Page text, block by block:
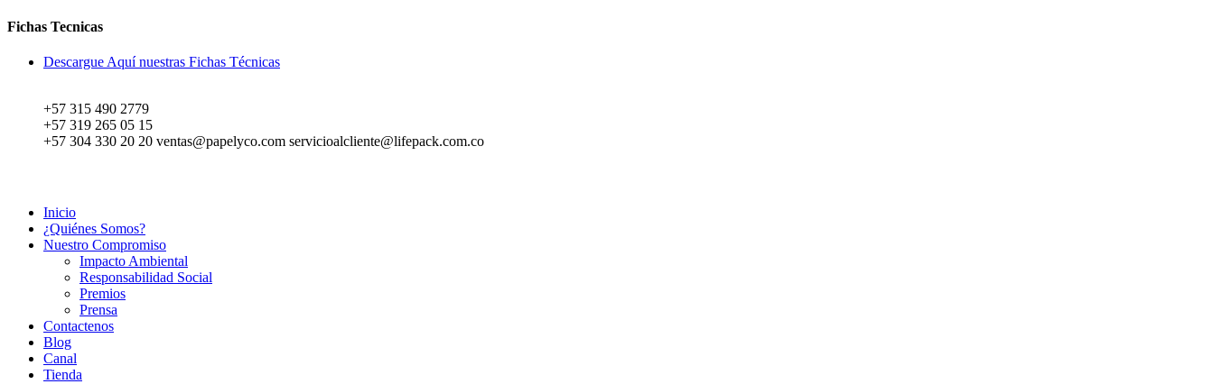
Fichas Tecnicas
Descargue Aquí nuestras Fichas Técnicas
+57 315 490 2779
+57 319 265 05 15
+57 304 330 20 20 ventas@papelyco.com servicioalcliente@lifepack.com.co
Inicio
¿Quiénes Somos?
Nuestro Compromiso
Impacto Ambiental
Responsabilidad Social
Premios
Prensa
Contactenos
Blog
Canal
Tienda